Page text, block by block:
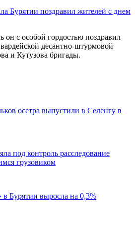
Бурятии поздравил жителей с днем
он с особой гордостью поздравил
десантно-штурмовой
и Кутузова бригады.
осетра выпустили в Селенгу в
под контроль расследование
грузовиком
Бурятии выросла на 0,3%